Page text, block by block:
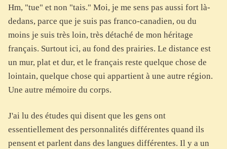
Hm, "tue" et non "tais." Moi, je me sens pas aussi fort là-
dedans, parce que je suis pas franco-canadien, ou du
moins je suis très loin, très détaché de mon héritage
français. Surtout ici, au fond des prairies. Le distance est
un mur, plat et dur, et le français reste quelque chose de
lointain, quelque chose qui appartient à une autre région.
Une autre mémoire du corps.
J'ai lu des études qui disent que les gens ont
essentiellement des personnalités différentes quand ils
pensent et parlent dans des langues différentes. Il y a un